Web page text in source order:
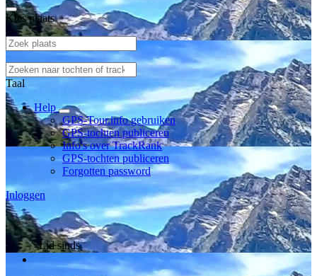
Kies plaats
Taal
Help
GPS-Tour.info gebruiken
GPS-tochten publiceren
Info's over TrackRank
GPS-tochten publiceren
Forgotten password
Inloggen
Lid sinds